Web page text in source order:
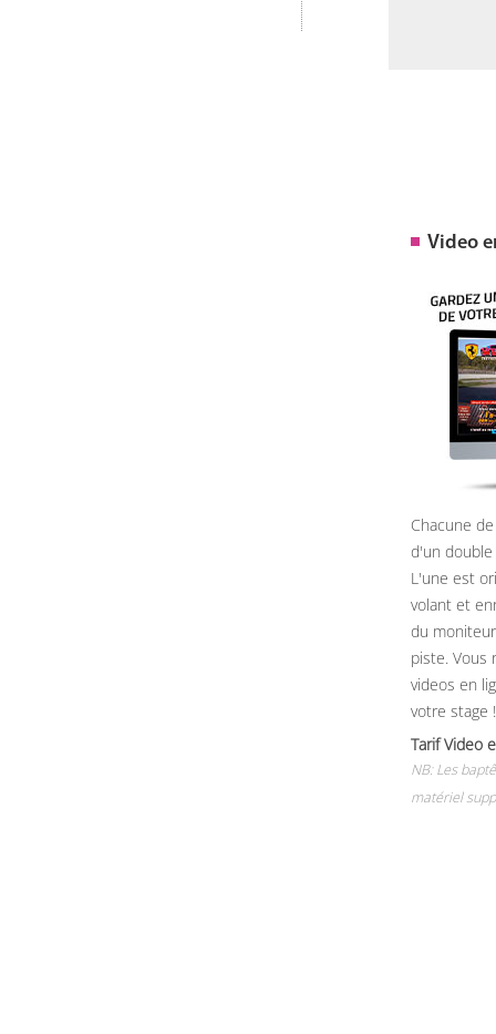
Video
Chacune
d'un
L'une est
volant et
du
piste. Vous
videos en
votre stage !
Tarif Video
NB: Les
matériel